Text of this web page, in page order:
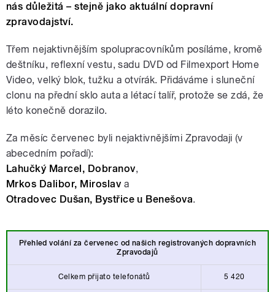
nás důležitá – stejně jako aktuální dopravní
zpravodajství.
Třem nejaktivnějším spolupracovníkům posíláme, kromě
deštníku, reflexní vestu, sadu DVD od Filmexport Home
Video, velký blok, tužku a otvírák. Přidáváme i sluneční
clonu na přední sklo auta a létací talíř, protože se zdá, že
léto konečně dorazilo.
Za měsíc červenec byli nejaktivnějšími Zpravodaji (v
abecedním pořadí):
Lahučký Marcel, Dobranov,
Mrkos Dalibor, Miroslav a
Otradovec Dušan, Bystřice u Benešova.
Přehled volání za červenec od našichregistrovaných dopravních
Zpravodajů
Celkem přijato telefonátů 5 420